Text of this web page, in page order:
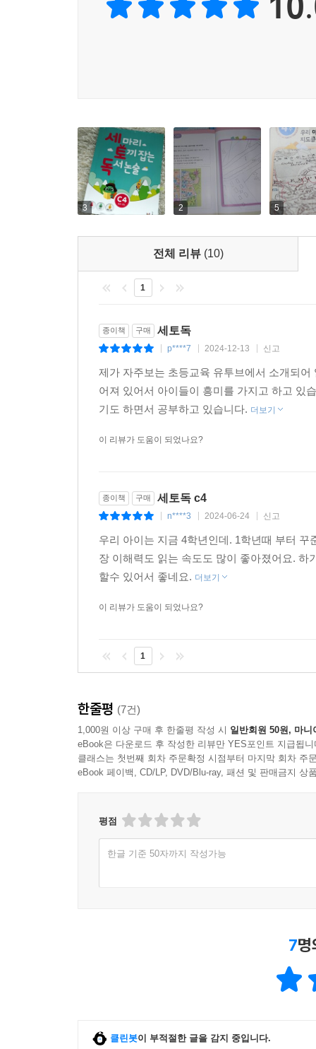
3 2 5
전체 리뷰 (10)
1
종이책 구매 세토독
p****7 2024-12-13 신고
제가 자주보는 초등교육 유투브에서 소개되
어져 있어서 아이들이 흥미를 가지고 하고 있
기도 하면서 공부하고 있습니다. 더보기
이 리뷰가 도움이 되었나요?
종이책 구매 세토독 c4
n****3 2024-06-24 신고
우리 아이는 지금 4학년인데. 1학년때 부터
장 이해력도 읽는 속도도 많이 좋아졌어요.
할수 있어서 좋네요. 더보기
이 리뷰가 도움이 되었나요?
1
한줄평 (7건)
1,000원 이상 구매 후 한줄평 작성 시 일반회원 50원, 마니
eBook은 다운로드 후 작성한 리뷰만 YES포인트 지급됩니
클래스는 첫번째 회차 주문확정 시점부터 마지막 회차 주
eBook 페이백, CD/LP, DVD/Blu-ray, 패션 및 판매금지 상
평점
한글 기준 50자까지 작성가능
7
클린봇이 부적절한 글을 감지 중입니다.